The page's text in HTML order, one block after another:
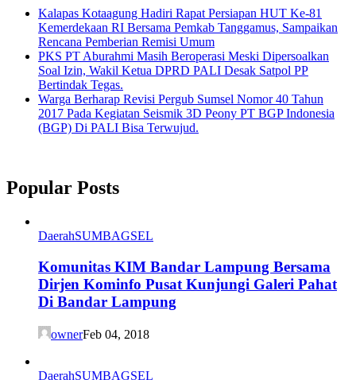
Kalapas Kotaagung Hadiri Rapat Persiapan HUT Ke-81
Kemerdekaan RI Bersama Pemkab Tanggamus, Sampaikan
Rencana Pemberian Remisi Umum
PKS PT Aburahmi Masih Beroperasi Meski Dipersoalkan
Soal Izin, Wakil Ketua DPRD PALI Desak Satpol PP
Bertindak Tegas.
Warga Berharap Revisi Pergub Sumsel Nomor 40 Tahun
2017 Pada Kegiatan Seismik 3D Peony PT BGP Indonesia
(BGP) Di PALI Bisa Terwujud.
Popular Posts
DaerahSUMBAGSEL
Komunitas KIM Bandar Lampung Bersama
Dirjen Kominfo Pusat Kunjungi Galeri Pahat
Di Bandar Lampung
ownerFeb 04, 2018
DaerahSUMBAGSEL